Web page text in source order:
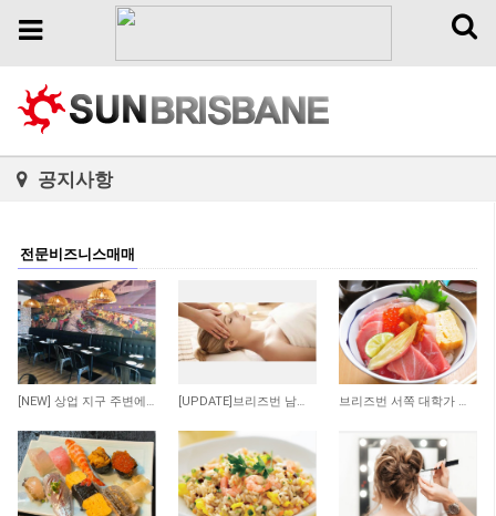
Toggle
Toggle
공지사항
전문비즈니스매매
141 [NEW] 상업 지구 주변에 위치한 저렴한 렌트비의 수익률 좋은 타이 테이크 어웨이 샾 매… 89 [UPDATE]브리즈번 남쪽 저렴한 렌트비 마사지 샾 365 브리즈번 서쪽 대학가 인근 일식당 매매 합니다